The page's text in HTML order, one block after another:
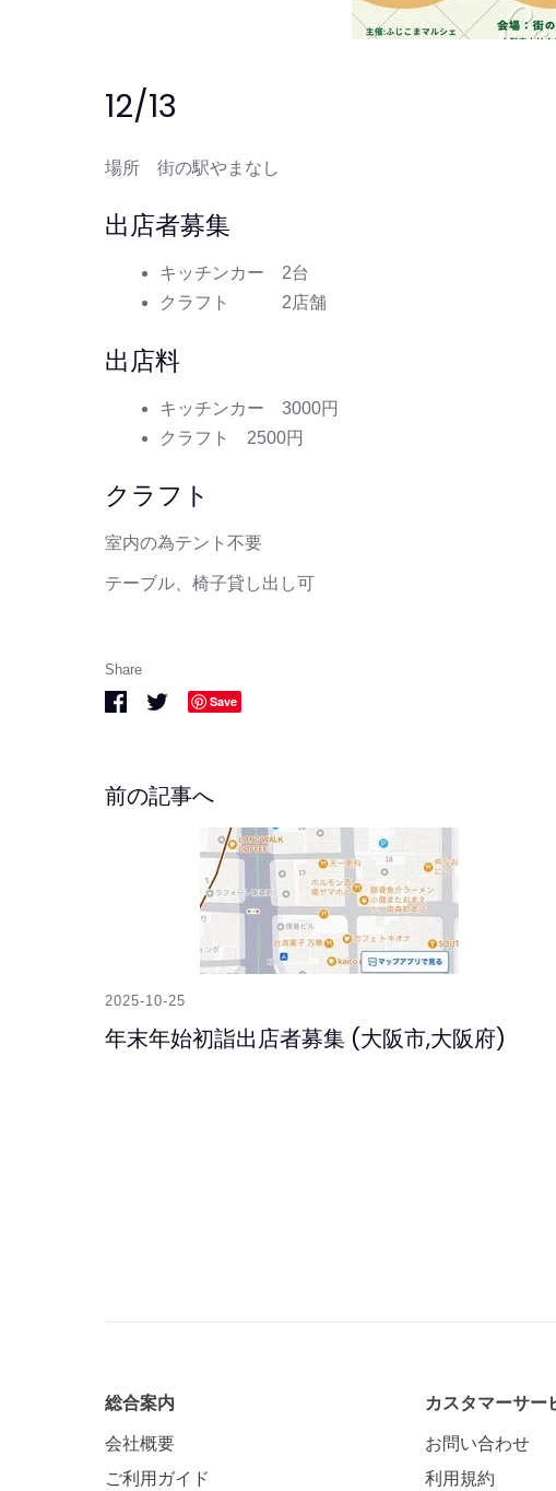
12/13
場所 街の駅やまなし
出店者募集
キッチンカー 2台
クラフト 2店舗
出店料
キッチンカー 3000円
クラフト 2500円
クラフト
室内の為テント不要
テーブル、椅子貸し出し可
Share
ShareShareSave
前の記事へ
2025-10-25
年末年始初詣出店者募集 (大阪市,大阪府)
総合案内
会社概要
ご利用ガイド
カスタマーサー
お問い合わせ
利用規約